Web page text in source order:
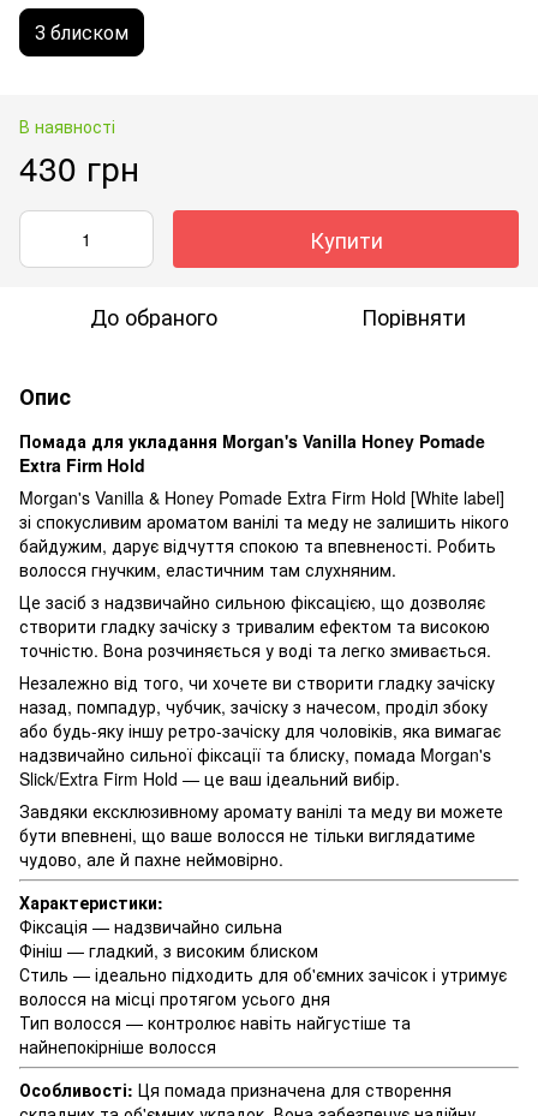
З блиском
В наявності
430 грн
Купити
До обраного Порівняти
Опис
Помада для укладання Morgan's Vanilla Honey Pomade
Extra Firm Hold
Morgan's Vanilla & Honey Pomade Extra Firm Hold [White label]
зі спокусливим ароматом ванілі та меду не залишить нікого
байдужим, дарує відчуття спокою та впевненості. Робить
волосся гнучким, еластичним там слухняним.
Це засіб з надзвичайно сильною фіксацією, що дозволяє
створити гладку зачіску з тривалим ефектом та високою
точністю. Вона розчиняється у воді та легко змивається.
Незалежно від того, чи хочете ви створити гладку зачіску
назад, помпадур, чубчик, зачіску з начесом, проділ збоку
або будь-яку іншу ретро-зачіску для чоловіків, яка вимагає
надзвичайно сильної фіксації та блиску, помада Morgan's
Slick/Extra Firm Hold — це ваш ідеальний вибір.
Завдяки ексклюзивному аромату ванілі та меду ви можете
бути впевнені, що ваше волосся не тільки виглядатиме
чудово, але й пахне неймовірно.
Характеристики:
Фіксація — надзвичайно сильна
Фініш — гладкий, з високим блиском
Стиль — ідеально підходить для об'ємних зачісок і утримує
волосся на місці протягом усього дня
Тип волосся — контролює навіть найгустіше та
найнепокірніше волосся
Особливості: Ця помада призначена для створення